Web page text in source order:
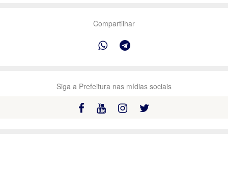
Compartilhar
Siga a Prefeitura nas mídias sociais